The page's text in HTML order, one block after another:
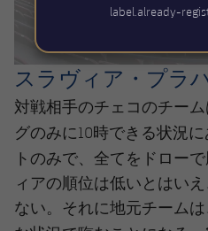
label.already-
スラヴィア・プラ
対戦相手のチェコのチー
グのみに10時できる状況に
トのみで、全てをドロー
ィアの順位は低いとはい
ない。それに地元チーム